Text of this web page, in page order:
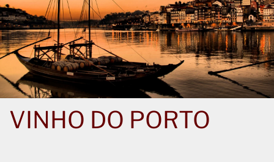
VINHO DO PORTO